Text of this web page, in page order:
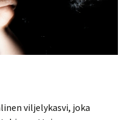
viljelykasvi, joka